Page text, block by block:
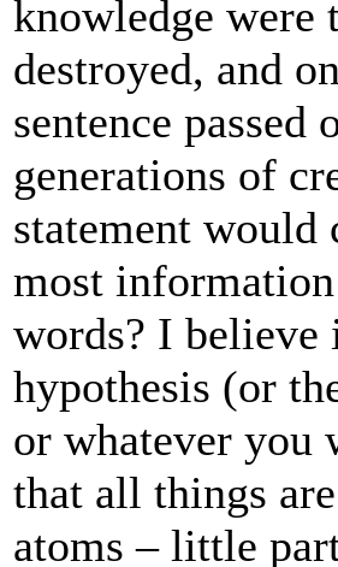
knowledge were
destroyed, and
sentence passed
generations of
statement would
most
words? I
hypothesis (or
or whatever you
that all things
atoms – little